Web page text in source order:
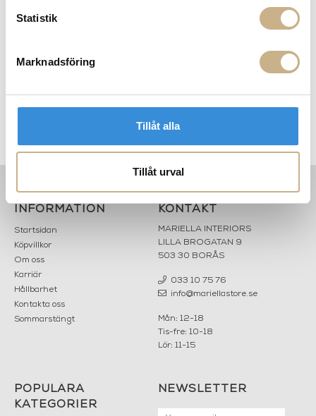
Statistik
Marknadsföring
Tillåt alla
Tillåt urval
89 kr
INFORMATION
Startsidan
Köpvillkor
Om oss
Karriär
Hållbarhet
Kontakta oss
Sommarstängt
KONTAKT
MARIELLA INTERIORS
LILLA BROGATAN 9
503 30 BORÅS
033 10 75 76
info@mariellastore.se
Mån: 12-18
Tis-fre: 10-18
Lör: 11-15
POPULÄRA
KATEGORIER
NEWSLETTER